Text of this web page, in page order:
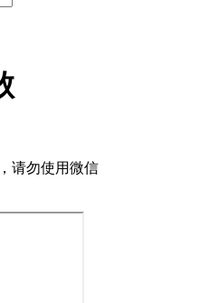
，请勿使用微信